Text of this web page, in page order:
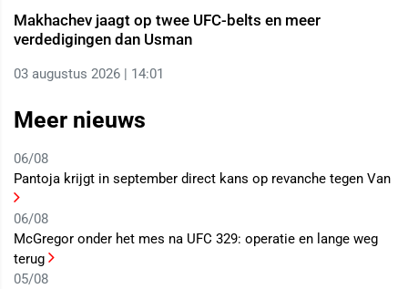
Makhachev jaagt op twee UFC-belts en meer
verdedigingen dan Usman
03 augustus 2026 | 14:01
Meer nieuws
06/08
Pantoja krijgt in september direct kans op revanche tegen Van
06/08
McGregor onder het mes na UFC 329: operatie en lange weg
terug
05/08